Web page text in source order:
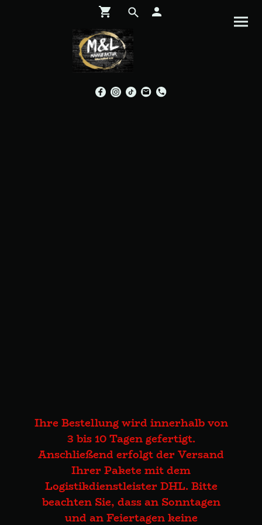
Ihre Bestellung wird innerhalb von
3 bis 10 Tagen gefertigt.
Anschließend erfolgt der Versand
Ihrer Pakete mit dem
Logistikdienstleister DHL. Bitte
beachten Sie, dass an Sonntagen
und an Feiertagen keine